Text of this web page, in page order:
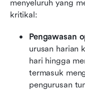
menyeluruh yang
kritikal:
Pengawasan
urusan harian
hari hingga
termasuk
pengurusan